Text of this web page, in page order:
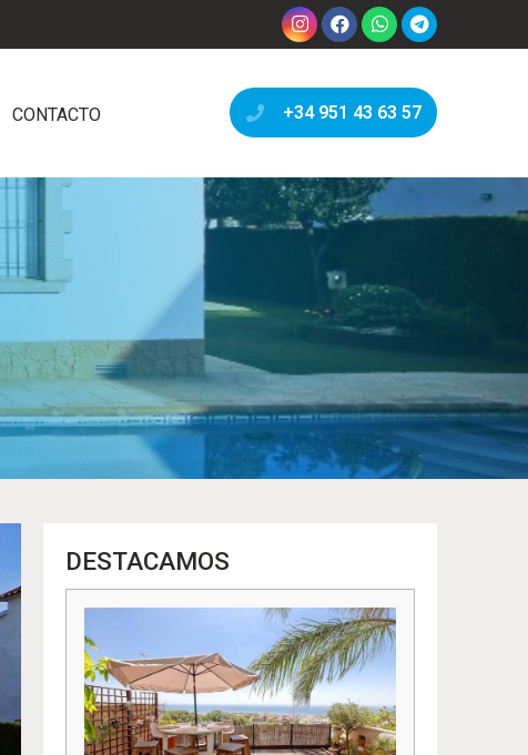
CONTACTO +34 951 43 63 57
DESTACAMOS